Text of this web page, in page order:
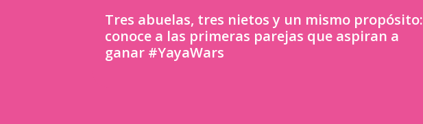
Tres abuelas, tres nietos y un mismo propósito:
conoce a las primeras parejas que aspiran a
ganar #YayaWars